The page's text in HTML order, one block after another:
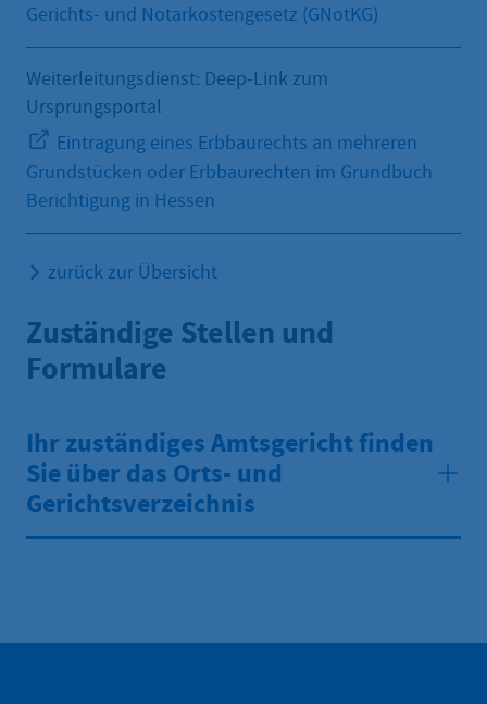
Gerichts- und Notarkostengesetz (GNotKG)
Weiterleitungsdienst: Deep-Link zum
Ursprungsportal
Eintragung eines Erbbaurechts an mehreren
Grundstücken oder Erbbaurechten im Grundbuch
Berichtigung in Hessen
zurück zur Übersicht
Zuständige Stellen und
Formulare
Ihr zuständiges Amtsgericht finden
Sie über das Orts- und
Gerichtsverzeichnis